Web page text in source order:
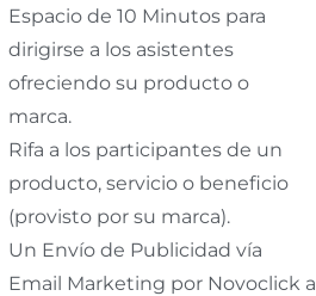
Espacio de 10 Minutos para
dirigirse a los asistentes
ofreciendo su producto o
marca.
Rifa a los participantes de un
producto, servicio o beneficio
(provisto por su marca).
Un Envío de Publicidad vía
Email Marketing por Novoclick a